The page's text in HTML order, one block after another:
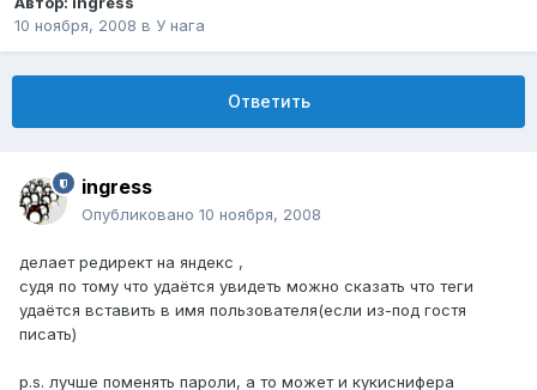
10 ноября, 2008 в У нага
Ответить
ingress
Опубликовано 10 ноября, 2008
делает редирект на яндекс ,
судя по тому что удаётся увидеть можно сказать что теги
удаётся вставить в имя пользователя(если из-под гостя
писать)
p.s. лучше поменять пароли, а то может и кукиснифера